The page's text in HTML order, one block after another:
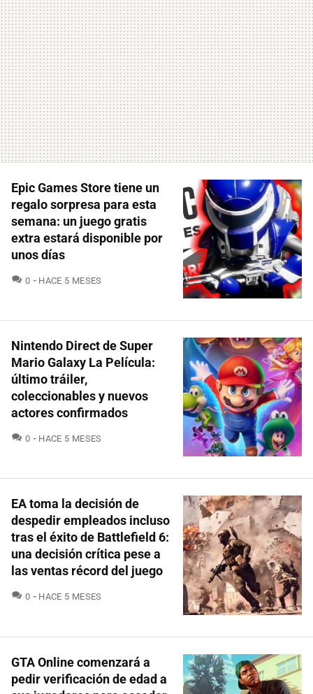
Epic Games Store tiene un
regalo sorpresa para esta
semana: un juego gratis
extra estará disponible por
unos días
0 COMENTARIOS
HACE 5 MESES
Nintendo Direct de Super
Mario Galaxy La Película:
último tráiler,
coleccionables y nuevos
actores confirmados
0 COMENTARIOS
HACE 5 MESES
EA toma la decisión de
despedir empleados incluso
tras el éxito de Battlefield 6:
una decisión crítica pese a
las ventas récord del juego
0 COMENTARIOS
HACE 5 MESES
GTA Online comenzará a
pedir verificación de edad a